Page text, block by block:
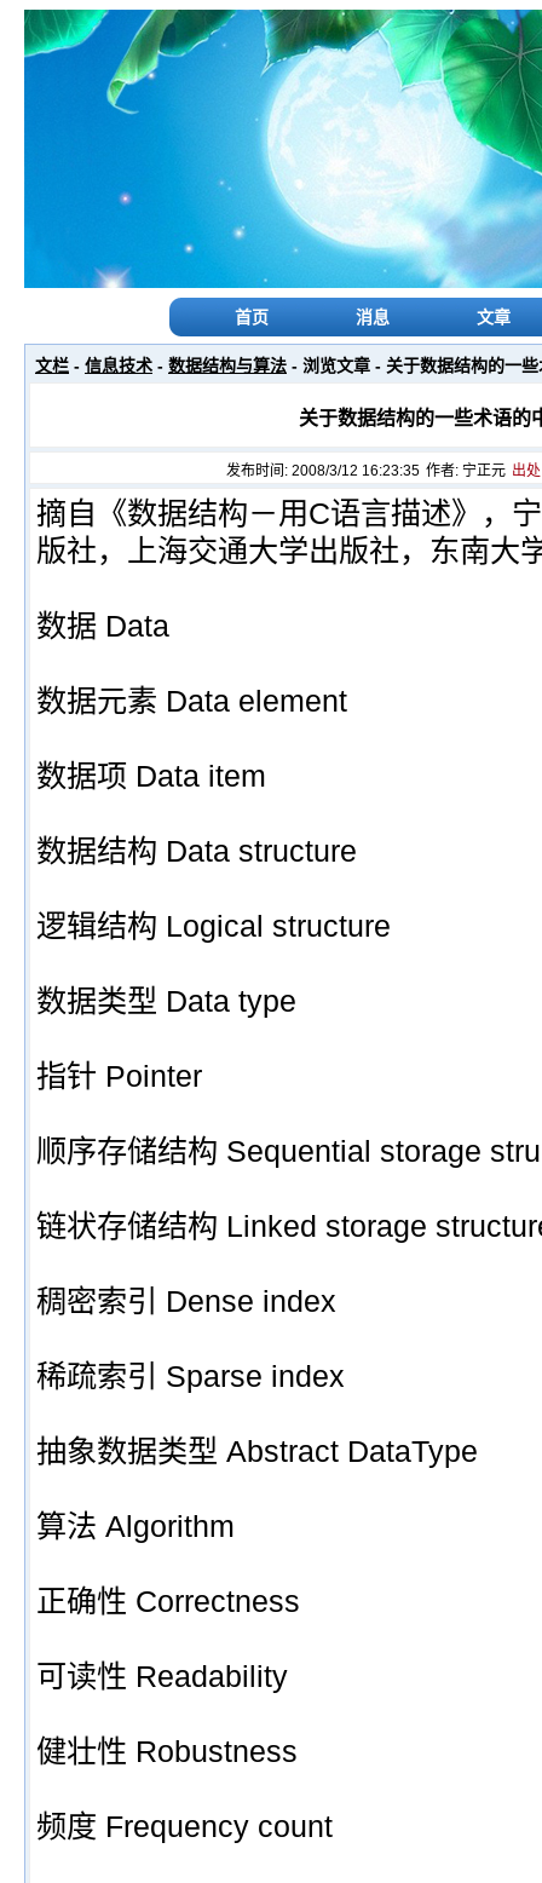
首页 消息 文章
文栏 - 信息技术 - 数据结构与算法 - 浏览文章 - 关于数据结构的一
关于数据结构的一些术语的
发布时间: 2008/3/12 16:23:35 作者: 宁正元 出
摘自《数据结构－用C语言描述》，
版社，上海交通大学出版社，东南大
数据 Data
数据元素 Data element
数据项 Data item
数据结构 Data structure
逻辑结构 Logical structure
数据类型 Data type
指针 Pointer
顺序存储结构 Sequential storage
链状存储结构 Linked storage
稠密索引 Dense index
稀疏索引 Sparse index
抽象数据类型 Abstract DataType
算法 Algorithm
正确性 Correctness
可读性 Readability
健壮性 Robustness
频度 Frequency count